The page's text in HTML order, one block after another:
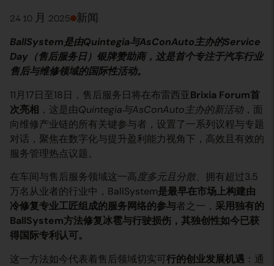
24 10 月 2025 新闻
BallSystem是由Quintegia与AsConAuto主办的Service
Day（售后服务日）银牌赞助商，这是首个专注于汽车行业
售后与维修领域的国际性活动。
11月17日至18日，售后服务日将在布雷西亚Brixia Forum首
次亮相 ，这是由Quintegia与AsConAuto主办的新活动，面
向维修产业链的所有关键参与者，设置了一系列议程与专题
对话，聚焦在数字化与提升盈利能力视角下，高效且有效的
服务管理热点议题。
在车间与售后服务领域这一高度多元且分散、拥有超过3.5
万名从业者的行业中，BallSystem是最早在市场上构建由
冷修复专业工匠组成的服务网络的参与者之一， 采用独有的
BallSystem方法修复冰雹与行驶损伤，其独创性如今已获
得国际专利认可。
这一方法如今代表着售后领域切实可行的创业发展机遇 ：通